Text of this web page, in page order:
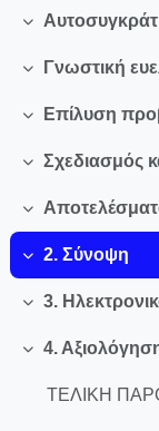
Collapse
Collapse
Γνωστική
Collapse
Επίλυση
Collapse
Σχεδιασμός
Collapse
Collapse
2. Σύνοψη
Collapse
Collapse
4.